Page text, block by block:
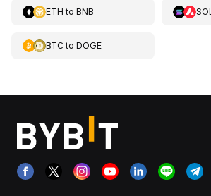
ETH to BNB SOL
BTCto DOGE